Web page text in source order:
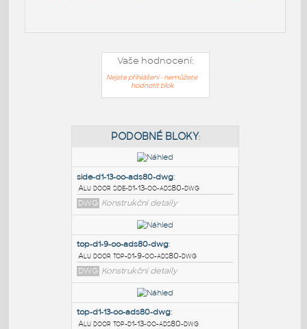
Vaše hodnocení:
Nejste přihlášeni - nemůžete
hodnotit blok
PODOBNÉ BLOKY
side-d1-13-oo-ads80-dwg
Alu door side-d1-13-oo-ads80-dwg
DWG Konstrukční detaily